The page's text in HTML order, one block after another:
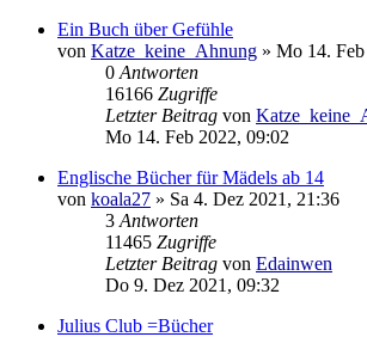
Ein Buch über Gefühle
von Katze_keine_Ahnung » Mo 14.
0 Antworten
16166 Zugriffe
Letzter Beitrag von
Mo 14. Feb 2022, 09:02
Englische Bücher für Mädels ab 14
von koala27 » Sa 4. Dez 2021, 21:36
3 Antworten
11465 Zugriffe
Letzter Beitrag von Edainwen
Do 9. Dez 2021, 09:32
Julius Club =Bücher